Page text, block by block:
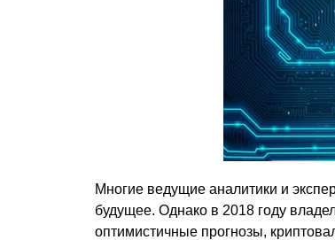
Многие ведущие аналитики и
будущее. Однако в 2018 году
оптимистичные прогнозы,